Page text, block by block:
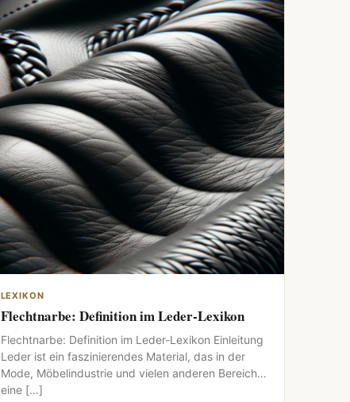
LEXIKON
Flechtnarbe: Definition im Leder-Lexikon
Flechtnarbe: Definition im Leder-Lexikon Einleitung
Leder ist ein faszinierendes Material, das in der
Mode, Möbelindustrie und vielen anderen Bereichen
eine […]